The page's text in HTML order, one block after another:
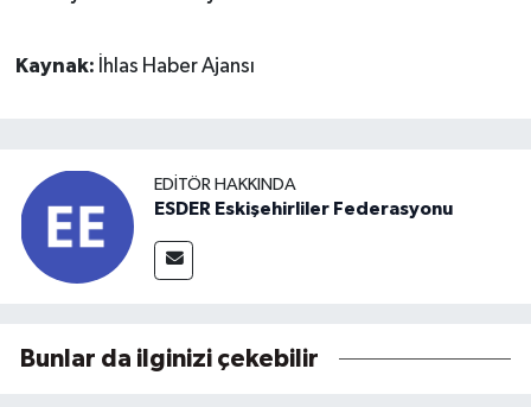
Kaynak: İhlas Haber Ajansı
EDITÖR HAKKINDA
ESDER Eskişehirliler Federasyonu
Bunlar da ilginizi çekebilir